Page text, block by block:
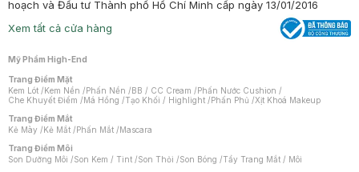
hoạch và Đầu tư Thành phố Hồ Chí Minh cấp ngày 13/01/2016
Xem tất cả cửa hàng
Mỹ Phẩm High-End
Trang Điểm Mặt
Kem Lót /Kem Nền /Phấn Nền /BB / CC Cream /Phấn Nước Cushion /
Che Khuyết Điểm /Má Hồng /Tạo Khối / Highlight /Phấn Phủ /Xịt Khoá Makeup
Trang Điểm Mắt
Kẻ Mày /Kẻ Mắt /Phấn Mắt /Mascara
Trang Điểm Môi
Son Dưỡng Môi /Son Kem / Tint /Son Thỏi /Son Bóng /Tẩy Trang Mắt / Môi